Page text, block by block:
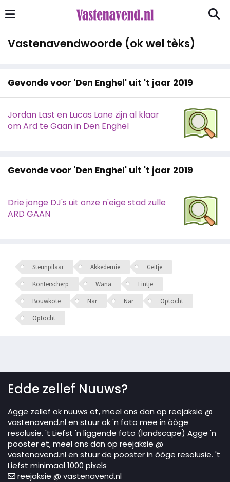
Vastenavendwoorde (ok wel tèks)
Gevonde voor 'Den Enghel' uit 't jaar 2019
Jordan Last en Lucas Lane zijn al klaar
om Ard te Gaan in Den Enghel
Gevonde voor 'Den Enghel' uit 't jaar 2019
Drie jonge DJ's uit onze n'eige stad zulle
ARD GAAN
Steunpilaar Akkedemie
Geitje
Konterscherp
Wana
Lintje
Bouwkote
Nar Nar
Optocht
Optocht
Edde zellef Nuuws?
Agge zellef ok nuuws et, meel ons dan op reejaksie @
vastenavend.nl en stuur ok 'n foto mee in òòge
resolusie. 't Liefst 'n liggende foto (landscape) Agge 'n
pooster et, meel ons dan op reejaksie @
vastenavend.nl en stuur de pooster in òòge resolusie. 't
Liefst minimaal 1000 pixels
reejaksie @ vastenavend.nl